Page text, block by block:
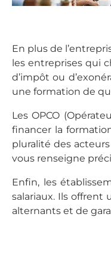
En plus de
les entreprises qui
d’impôt ou
une formation de
Les OPCO
financer la
pluralité des
vous renseigne
Enfin, les
salariaux. Ils offrent
alternants et de